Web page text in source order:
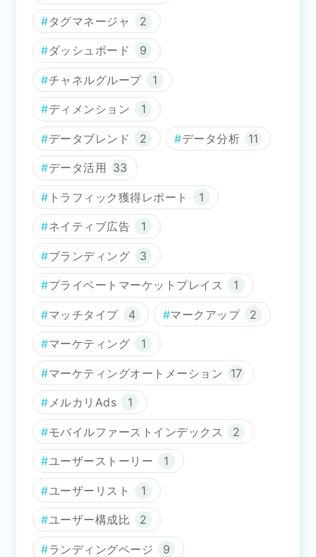
タグマネージャ 2
ダッシュボード 9
チャネルグループ 1
ディメンション 1
データブレンド 2 データ分析 11
データ活用 33
トラフィック獲得レポート 1
ネイティブ広告 1
ブランディング 3
プライベートマーケットプレイス 1
マッチタイプ 4 マークアップ 2
マーケティング 1
マーケティングオートメーション 17
メルカリAds 1
モバイルファーストインデックス 2
ユーザーストーリー 1
ユーザーリスト 1
ユーザー構成比 2
ランディングページ 9